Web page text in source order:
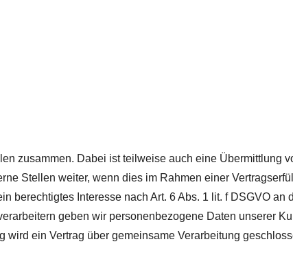
zusammen. Dabei ist teilweise auch eine Übermittlung
Stellen weiter, wenn dies im Rahmen einer
berechtigtes Interesse nach Art. 6 Abs. 1 lit. f DSGVO
geben wir personenbezogene Daten unserer
ein Vertrag über gemeinsame Verarbeitung